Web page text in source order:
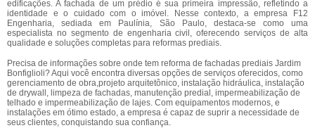
edificações. A fachada de um prédio é sua primeira impressão, refletindo a
identidade e o cuidado com o imóvel. Nesse contexto, a empresa F12
Engenharia, sediada em Paulínia, São Paulo, destaca-se como uma
especialista no segmento de engenharia civil, oferecendo serviços de alta
qualidade e soluções completas para reformas prediais.
Precisa de informações sobre onde tem reforma de fachadas prediais Jardim
Bonfiglioli? Aqui você encontra diversas opções de serviços oferecidos, como
gerenciamento de obra,projeto arquitetônico, instalação hidráulica, instalação
de drywall, limpeza de fachadas, manutenção predial, impermeabilização de
telhado e impermeabilização de lajes. Com equipamentos modernos, e
instalações em ótimo estado, a empresa é capaz de suprir a necessidade de
seus clientes, conquistando sua confiança.